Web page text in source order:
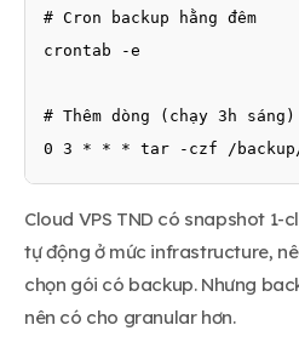
# Cron backup hằng đêm
crontab -e
# Thêm dòng (chạy 3h sáng)
0 3 * * * tar -czf /backup/
Cloud VPS TND có snapshot
tự động ở mức infrastructure,
chọn gói có backup. Nhưng
nên có cho granular hơn.